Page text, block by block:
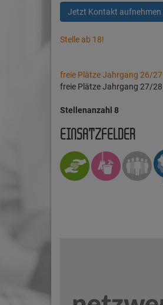
Jetzt Kontakt aufnehmen
Stelle ab 18!
freie Plätze Jahrgang 26/27
freie Plätze Jahrgang 27/28
Stellenanzahl 8
EINSATZFELDER